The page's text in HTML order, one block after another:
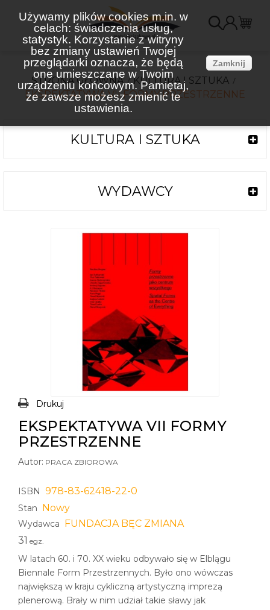
Używamy plików cookies m.in. w
celach: świadczenia usług,
statystyk. Korzystanie z witryny
bez zmiany ustawień Twojej
przeglądarki oznacza, że będą
one umieszczane w Twoim
urządzeniu końcowym. Pamiętaj,
że zawsze możesz zmienić te
ustawienia.
Zamknij
STRONA GŁÓWNA
KULTURA I SZTUKA
EKSPEKTATYWA VII FORMY PRZESTRZENNE
KULTURA I SZTUKA
WYDAWCY
Drukuj
EKSPEKTATYWA VII FORMY
PRZESTRZENNE
Autor: PRACA ZBIOROWA
ISBN 978-83-62418-22-0
Stan Nowy
Wydawca FUNDACJA BĘC ZMIANA
31 egz.
W latach 60. i 70. XX wieku odbywało się w Elblągu
Biennale Form Przestrzennych. Było ono wówczas
największą w kraju cykliczną artystyczną imprezą
plenerową. Brały w nim udział takie sławy jak